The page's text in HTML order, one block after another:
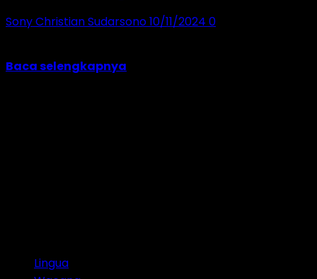
Sony Christian Sudarsono10/11/2024 0
Baca selengkapnya
Lingua